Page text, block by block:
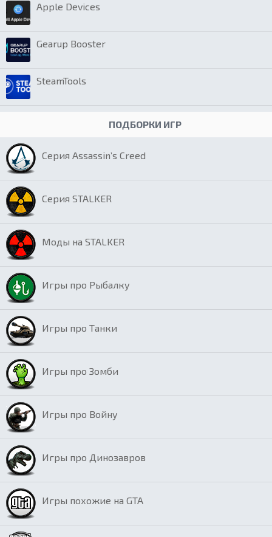
Apple Devices
Gearup Booster
SteamTools
ПОДБОРКИ ИГР
Серия Assassin’s Creed
Серия STALKER
Моды на STALKER
Игры про Рыбалку
Игры про Танки
Игры про Зомби
Игры про Войну
Игры про Динозавров
Игры похожие на GTA